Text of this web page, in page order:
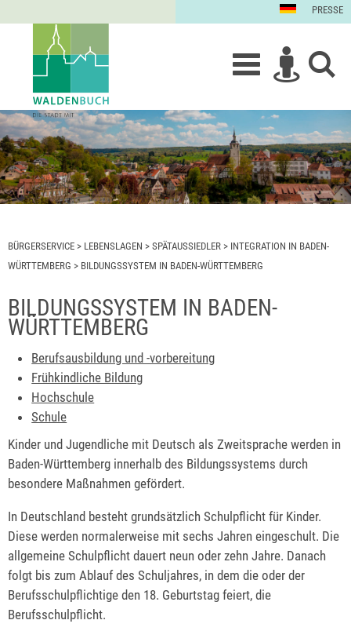
PRESSE
BÜRGERSERVICE > LEBENSLAGEN > SPÄTAUSSIEDLER > INTEGRATION IN BADEN-
WÜRTTEMBERG > BILDUNGSSYSTEM IN BADEN-WÜRTTEMBERG
BILDUNGSSYSTEM IN BADEN-
WÜRTTEMBERG
Berufsausbildung und -vorbereitung
Frühkindliche Bildung
Hochschule
Schule
Kinder und Jugendliche mit Deutsch als Zweitsprache werden in
Baden-Württemberg innerhalb des Bildungssystems durch
besondere Maßnahmen gefördert.
In Deutschland besteht grundsätzlich Schulpflicht für Kinder.
Diese werden normalerweise mit sechs Jahren eingeschult. Die
allgemeine Schulpflicht dauert neun oder zehn Jahre. Danach
folgt bis zum Ablauf des Schuljahres, in dem die oder der
Berufsschulpflichtige den 18. Geburtstag feiert, die
Berufsschulpflicht.